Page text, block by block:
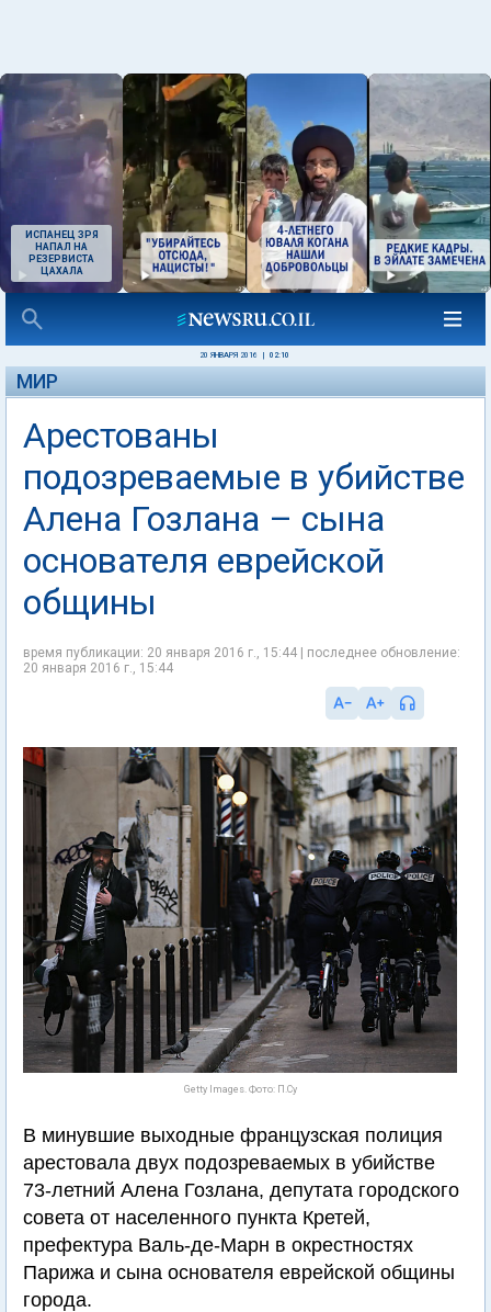
ИСПАНЕЦ ЗРЯ
НАПАЛ НА
РЕЗЕРВИСТА
ЦАХАЛА
20 ЯНВАРЯ 2016 02:10
МИР
Арестованы
подозреваемые в убийстве
Алена Гозлана – сына
основателя еврейской
общины
время публикации: 20 января 2016 г., 15:44 | последнее обновление:
20 января 2016 г., 15:44
Getty Images. Фото: П.Су
В минувшие выходные французская полиция
арестовала двух подозреваемых в убийстве
73-летний Алена Гозлана, депутата городского
совета от населенного пункта Кретей,
префектура Валь-де-Марн в окрестностях
Парижа и сына основателя еврейской общины
города.